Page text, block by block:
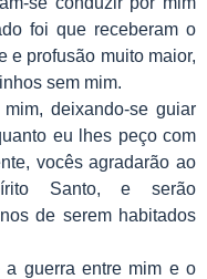
foi que receberam o
e profusão muito maior,
sem mim.
deixando-se guiar
eu lhes peço com
vocês agradarão ao
Santo, e serão
de serem habitados
a guerra entre mim e o